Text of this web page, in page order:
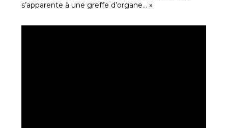
s’apparente à une greffe d’organe… »